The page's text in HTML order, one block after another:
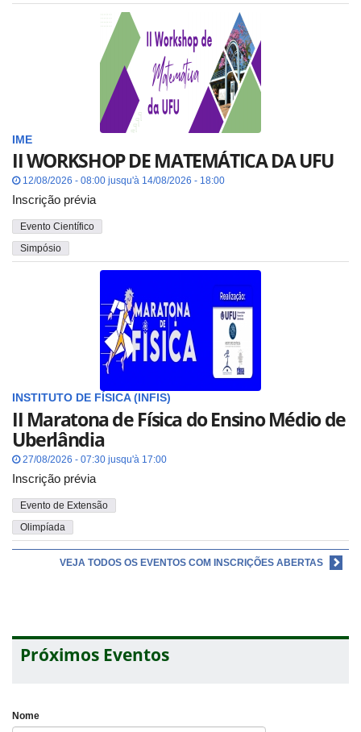
IME
II WORKSHOP DE MATEMÁTICA DA UFU
12/08/2026 - 08:00 jusqu'à 14/08/2026 - 18:00
Inscrição prévia
Evento Científico
Simpósio
INSTITUTO DE FÍSICA (INFIS)
II Maratona de Física do Ensino Médio de
Uberlândia
27/08/2026 - 07:30 jusqu'à 17:00
Inscrição prévia
Evento de Extensão
Olimpíada
VEJA TODOS OS EVENTOS COM INSCRIÇÕES ABERTAS
Próximos Eventos
Nome